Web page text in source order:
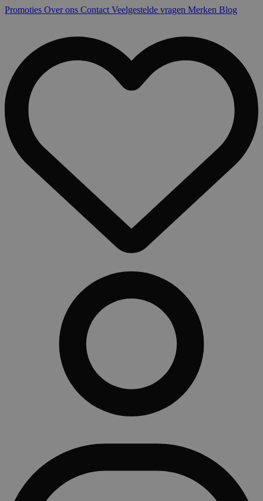
Promoties Over ons Contact Veelgestelde vragen Merken Blog